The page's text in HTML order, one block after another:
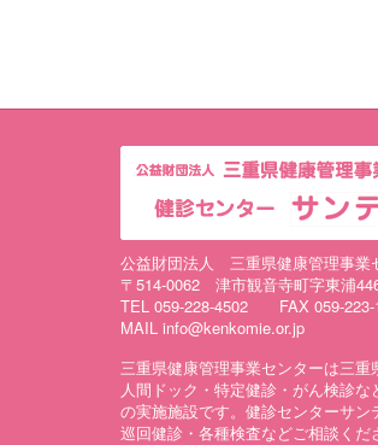
公益財団法人 三重県健康管理事業
〒514-0062 津市観音寺町字東浦
TEL 059-228-4502 FAX 059-223-
MAIL info@kenkomie.or.jp
三重県健康管理事業センターは三重
人間ドック・特定健診・がん検診な
の実施施設です。健診センターサン
巡回健診・各種検査などご相談くだ